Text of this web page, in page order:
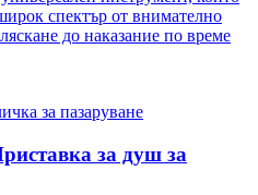
спектър от внимателно
до наказание по време
за пазаруване
за душ за